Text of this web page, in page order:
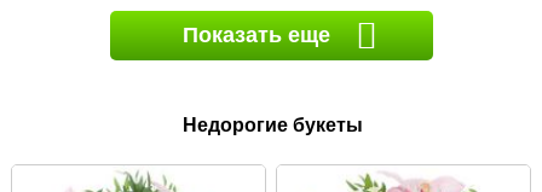
Показать еще
Недорогие букеты